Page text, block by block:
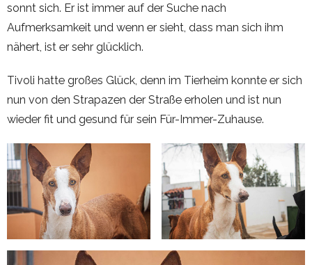
sonnt sich. Er ist immer auf der Suche nach
Aufmerksamkeit und wenn er sieht, dass man sich ihm
nähert, ist er sehr glücklich.
Tivoli hatte großes Glück, denn im Tierheim konnte er sich
nun von den Strapazen der Straße erholen und ist nun
wieder fit und gesund für sein Für-Immer-Zuhause.